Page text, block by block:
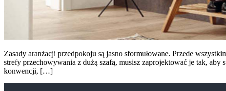
Zasady aranżacji przedpokoju są jasno sformułowane. Przede
strefy przechowywania z dużą szafą, musisz zaprojektować je tak,
konwencji, […]